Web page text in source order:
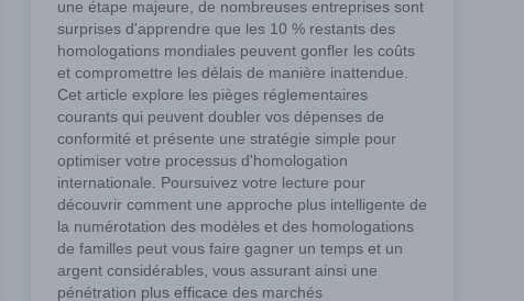
une étape majeure, de nombreuses entreprises sont
surprises d'apprendre que les 10 % restants des
homologations mondiales peuvent gonfler les coûts
et compromettre les délais de manière inattendue.
Cet article explore les pièges réglementaires
courants qui peuvent doubler vos dépenses de
conformité et présente une stratégie simple pour
optimiser votre processus d'homologation
internationale. Poursuivez votre lecture pour
découvrir comment une approche plus intelligente de
la numérotation des modèles et des homologations
de familles peut vous faire gagner un temps et un
argent considérables, vous assurant ainsi une
pénétration plus efficace des marchés